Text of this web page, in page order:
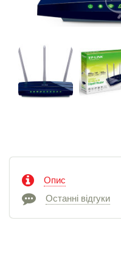
Опис
Останні відгуки